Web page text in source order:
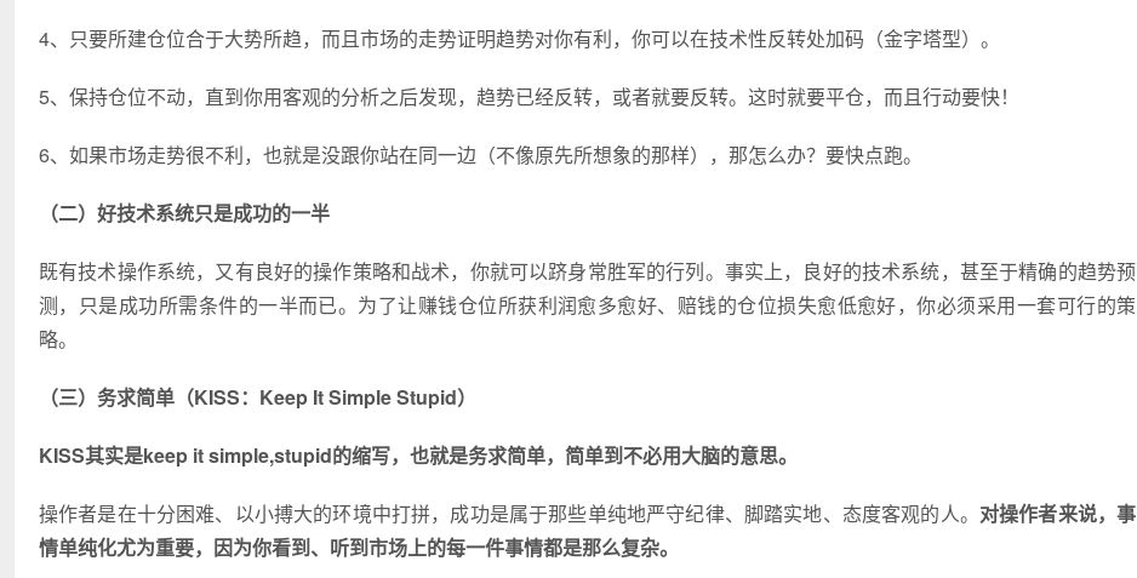
4、只要所建仓位合于大势所趋，而且市场的走势证明趋势对你有利，你可以在技术性反转处加码（金字塔型）。
5、保持仓位不动，直到你用客观的分析之后发现，趋势已经反转，或者就要反转。这时就要平仓，而且行动要快！
6、如果市场走势很不利，也就是没跟你站在同一边（不像原先所想象的那样），那怎么办？要快点跑。
（二）好技术系统只是成功的一半
既有技术操作系统，又有良好的操作策略和战术，你就可以跻身常胜军的行列。事实上，良好的技术系统，甚至于精确的趋势预
测，只是成功所需条件的一半而已。为了让赚钱仓位所获利润愈多愈好、赔钱的仓位损失愈低愈好，你必须采用一套可行的策
略。
（三）务求简单（KISS：Keep It Simple Stupid）
KISS其实是keep it simple,stupid的缩写，也就是务求简单，简单到不必用大脑的意思。
操作者是在十分困难、以小搏大的环境中打拼，成功是属于那些单纯地严守纪律、脚踏实地、态度客观的人。 对操作者来说，事
情单纯化尤为重要，因为你看到、听到市场上的每一件事情都是那么复杂。